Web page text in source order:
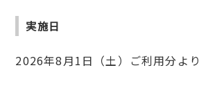
実施日
2026年8月1日（土）ご利用分より